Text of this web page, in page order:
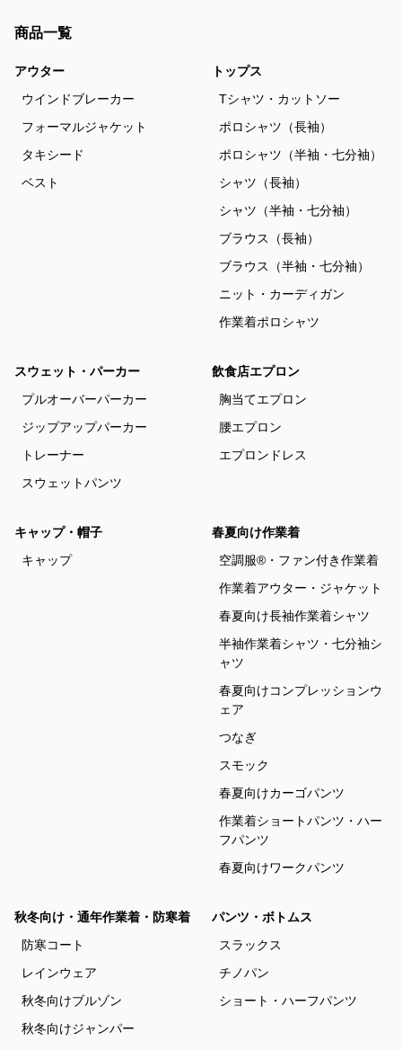
商品一覧
アウター
ウインドブレーカー
フォーマルジャケット
タキシード
ベスト
トップス
Tシャツ・カットソー
ポロシャツ（長袖）
ポロシャツ（半袖・七分袖）
シャツ（長袖）
シャツ（半袖・七分袖）
ブラウス（長袖）
ブラウス（半袖・七分袖）
ニット・カーディガン
作業着ポロシャツ
スウェット・パーカー
プルオーバーパーカー
ジップアップパーカー
トレーナー
スウェットパンツ
飲食店エプロン
胸当てエプロン
腰エプロン
エプロンドレス
キャップ・帽子
キャップ
春夏向け作業着
空調服®・ファン付き作業着
作業着アウター・ジャケット
春夏向け長袖作業着シャツ
半袖作業着シャツ・七分袖シ
ャツ
春夏向けコンプレッションウ
ェア
つなぎ
スモック
春夏向けカーゴパンツ
作業着ショートパンツ・ハー
フパンツ
春夏向けワークパンツ
秋冬向け・通年作業着・防寒着
防寒コート
レインウェア
秋冬向けブルゾン
秋冬向けジャンパー
パンツ・ボトムス
スラックス
チノパン
ショート・ハーフパンツ